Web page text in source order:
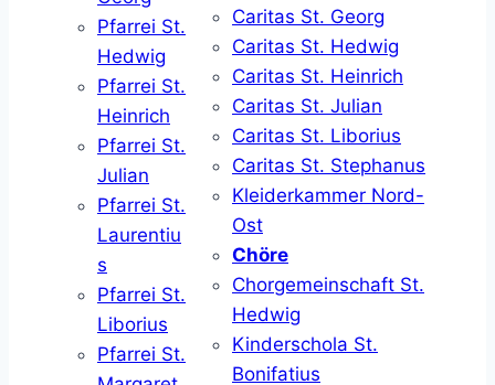
Pfarrei St.
Hedwig
Pfarrei St.
Heinrich
Pfarrei St.
Julian
Pfarrei St.
Laurentiu
s
Pfarrei St.
Liborius
Pfarrei St.
Caritas St. Georg
Caritas St. Hedwig
Caritas St. Heinrich
Caritas St. Julian
Caritas St. Liborius
Caritas St. Stephanus
Kleiderkammer Nord-
Ost
Chöre
Chorgemeinschaft St.
Hedwig
Kinderschola St.
Bonifatius